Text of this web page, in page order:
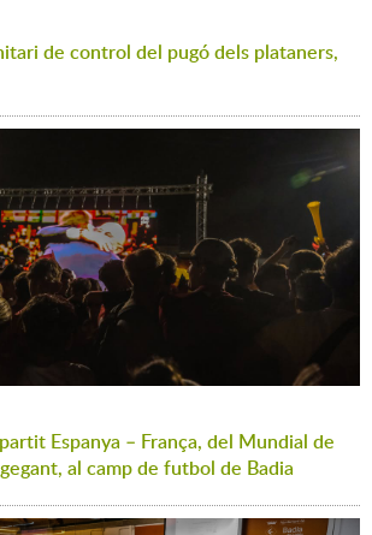
de control del pugó dels plataners,
Espanya – França, del Mundial de
al camp de futbol de Badia